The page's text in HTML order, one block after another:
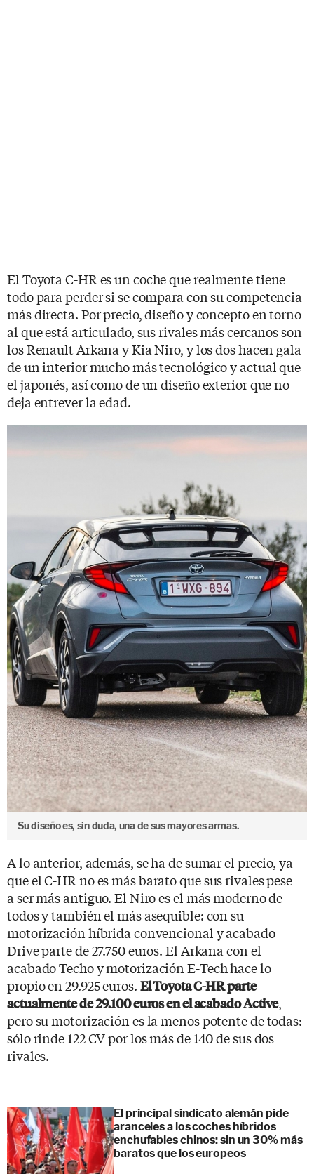
El Toyota C-HR es un coche que realmente tiene
todo para perder si se compara con su competencia
más directa. Por precio, diseño y concepto en torno
al que está articulado, sus rivales más cercanos son
los Renault Arkana y Kia Niro, y los dos hacen gala
de un interior mucho más tecnológico y actual que
el japonés, así como de un diseño exterior que no
deja entrever la edad.
Su diseño es, sin duda, una de sus mayores armas.
A lo anterior, además, se ha de sumar el precio, ya
que el C-HR no es más barato que sus rivales pese
a ser más antiguo. El Niro es el más moderno de
todos y también el más asequible: con su
motorización híbrida convencional y acabado
Drive parte de 27.750 euros. El Arkana con el
acabado Techo y motorización E-Tech hace lo
propio en 29.925 euros. El Toyota C-HR parte
actualmente de 29.100 euros en el acabado Active,
pero su motorización es la menos potente de todas:
sólo rinde 122 CV por los más de 140 de sus dos
rivales.
El principal sindicato alemán pide
aranceles a los coches híbridos
enchufables chinos: sin un 30% más
baratos que los europeos